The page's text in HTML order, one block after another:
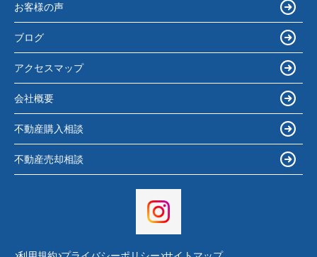
お客様の声
ブログ
アクセスマップ
会社概要
不動産購入相談
不動産売却相談